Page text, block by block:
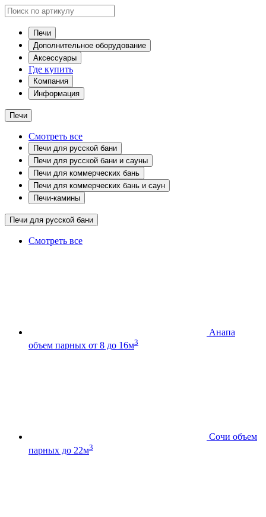
Печи
Дополнительное оборудование
Аксессуары
Где купить
Компания
Информация
Печи
Смотреть все
Печи для русской бани
Печи для русской бани и сауны
Печи для коммерческих бань
Печи для коммерческих бань и саун
Печи-камины
Печи для русской бани
Смотреть все
Анапа
объем парных от 8 до 16м3
Сочи объем
парных до 22м3